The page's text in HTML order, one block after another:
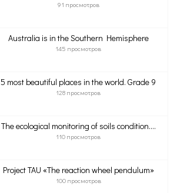
91 просмотров
Australia is in the Southern Hemisphere
145 просмотров
5 most beautiful places in the world. Grade 9
128 просмотров
The ecological monitoring of soils condition....
110 просмотров
Project TAU «The reaction wheel pendulum»
100 просмотров